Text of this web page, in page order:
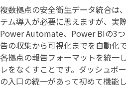
複数拠点の安全衛生データ統合は
テム導入が必要に思えますが、実
Power Automate、Power BIの3
告の収集から可視化までを自動化
各拠点の報告フォーマットを統一
レをなくすことです。ダッシュボ
の入口の統一があって初めて機能し